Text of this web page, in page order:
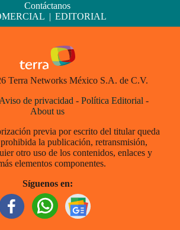
Contáctanos
| EDITORIAL
Terra Networks México S.A. de C.V.
Aviso de privacidad - Política Editorial -
About us
previa por escrito del titular queda
la publicación, retransmisión,
otro uso de los contenidos, enlaces y
elementos componentes.
Síguenos en: